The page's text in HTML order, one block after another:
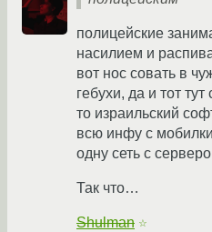
полицейские
насилием и
вот нос совать в
гебухи, да и тот
то израильский
всю инфу с
одну сеть с
Так что…
Shulman ☆